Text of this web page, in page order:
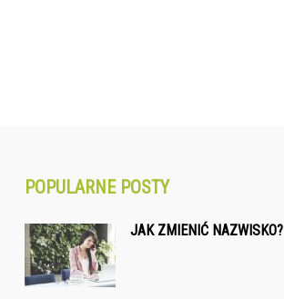
POPULARNE POSTY
JAK ZMIENIĆ NAZWISKO?